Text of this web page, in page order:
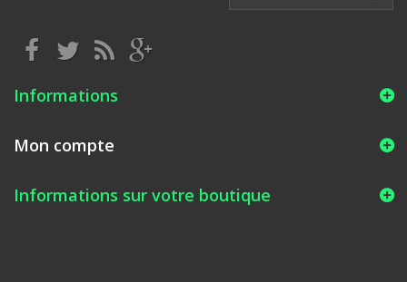
Informations
Mon compte
Informations sur votre boutique